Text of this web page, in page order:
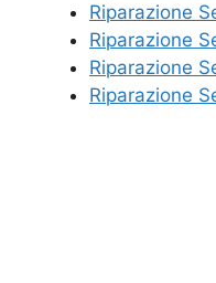
Riparazione
Riparazione
Riparazione
Riparazione